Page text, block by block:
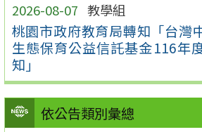
2026-08-07 教學組
桃園市政府教育局轉知「台灣
生態保育公益信託基金116年
知」
依公告類別彙總